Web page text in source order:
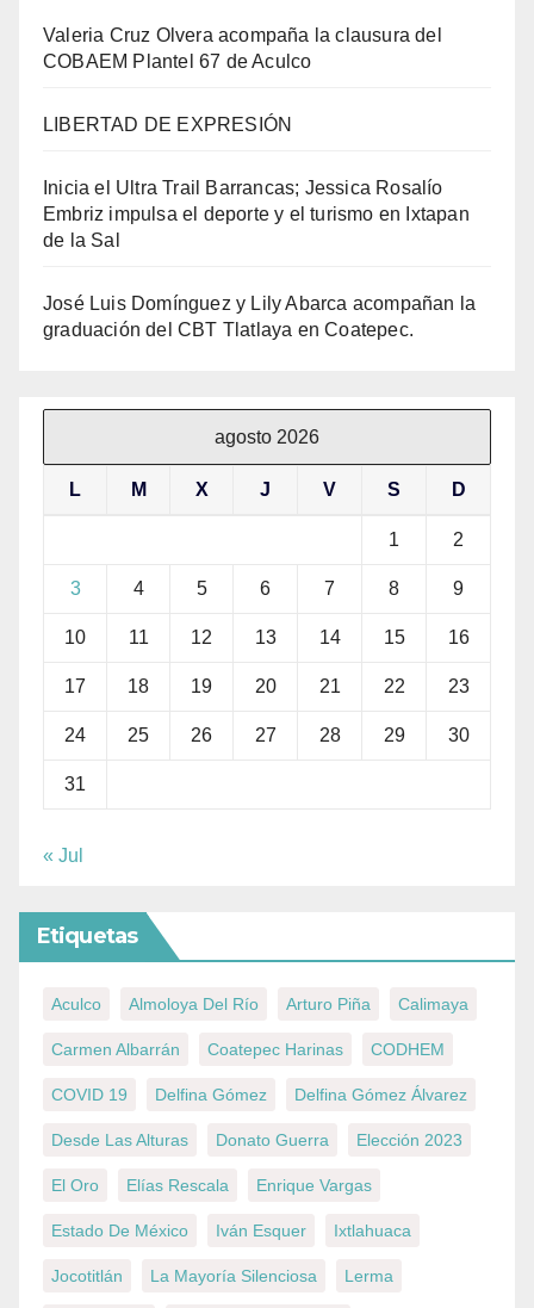
Valeria Cruz Olvera acompaña la clausura del
COBAEM Plantel 67 de Aculco
LIBERTAD DE EXPRESIÓN
Inicia el Ultra Trail Barrancas; Jessica Rosalío
Embriz impulsa el deporte y el turismo en Ixtapan
de la Sal
José Luis Domínguez y Lily Abarca acompañan la
graduación del CBT Tlatlaya en Coatepec.
agosto 2026
L M X J V S D
1 2
3 4 5 6 7 8 9
10 11 12 13 14 15 16
17 18 19 20 21 22 23
24 25 26 27 28 29 30
31
« Jul
Etiquetas
Aculco Almoloya Del Río Arturo Piña Calimaya
Carmen Albarrán Coatepec Harinas CODHEM
COVID 19 Delfina Gómez Delfina Gómez Álvarez
Desde Las Alturas Donato Guerra Elección 2023
El Oro Elías Rescala Enrique Vargas
Estado De México Iván Esquer Ixtlahuaca
Jocotitlán La Mayoría Silenciosa Lerma